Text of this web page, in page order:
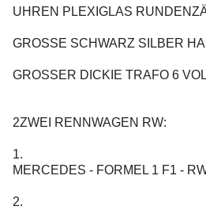
UHREN PLEXIGLAS
GROSSE SCHWARZ SILBER
GROSSER DICKIE TRAFO 6
2ZWEI RENNWAGEN RW:
1.
MERCEDES - FORMEL 1 F1 -
2.